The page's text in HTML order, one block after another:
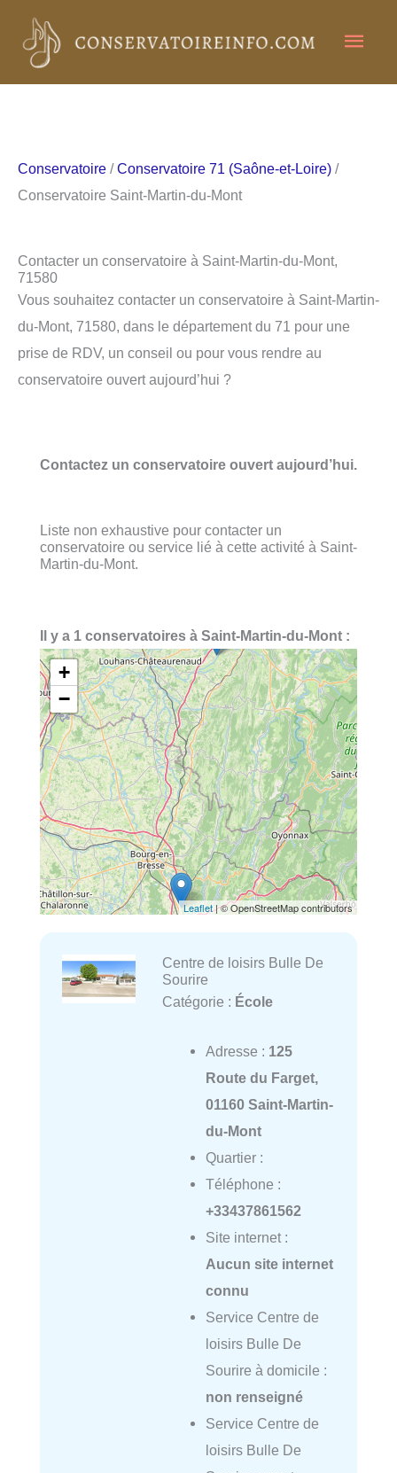
contenu
Conservatoire /Conservatoire 71 (Saône-et-Loire) /
Conservatoire Saint-Martin-du-Mont
Contacter un conservatoire à Saint-Martin-du-Mont,
71580
Vous souhaitez contacter un conservatoire à Saint-Martin-
du-Mont, 71580, dans le département du 71 pour une
prise de RDV, un conseil ou pour vous rendre au
conservatoire ouvert aujourd’hui ?
Contactez un conservatoire ouvert aujourd’hui.
Liste non exhaustive pour contacter un
conservatoire ou service lié à cette activité à Saint-
Martin-du-Mont.
Il y a 1 conservatoires à Saint-Martin-du-Mont :
+
−
Leaflet| © OpenStreetMap contributors
Centre de loisirs Bulle De
Sourire
Catégorie : École
Adresse : 125
Route du Farget,
01160 Saint-Martin-
du-Mont
Quartier :
Téléphone :
+33437861562
Site internet :
Aucun site internet
connu
Service Centre de
loisirs Bulle De
Sourire à domicile :
non renseigné
Service Centre de
loisirs Bulle De